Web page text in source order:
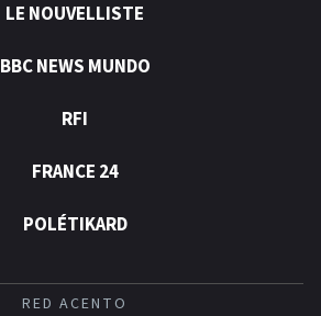
LE NOUVELLISTE
BBC NEWS MUNDO
RFI
FRANCE 24
POLÉTIKARD
RED ACENTO